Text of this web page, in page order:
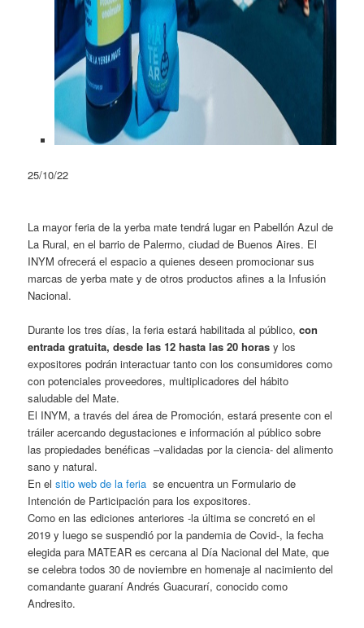
25/10/22
La mayor feria de la yerba mate tendrá lugar en Pabellón Azul de
La Rural, en el barrio de Palermo, ciudad de Buenos Aires. El
INYM ofrecerá el espacio a quienes deseen promocionar sus
marcas de yerba mate y de otros productos afines a la Infusión
Nacional.
Durante los tres días, la feria estará habilitada al público, con
entrada gratuita, desde las 12 hasta las 20 horas y los
expositores podrán interactuar tanto con los consumidores como
con potenciales proveedores, multiplicadores del hábito
saludable del Mate.
El INYM, a través del área de Promoción, estará presente con el
tráiler acercando degustaciones e información al público sobre
las propiedades benéficas –validadas por la ciencia- del alimento
sano y natural.
En elsitio web de la feria se encuentra un Formulario de
Intención de Participación para los expositores.
Como en las ediciones anteriores -la última se concretó en el
2019 y luego se suspendió por la pandemia de Covid-, la fecha
elegida para MATEAR es cercana al Día Nacional del Mate, que
se celebra todos 30 de noviembre en homenaje al nacimiento del
comandante guaraní Andrés Guacurarí, conocido como
Andresito.